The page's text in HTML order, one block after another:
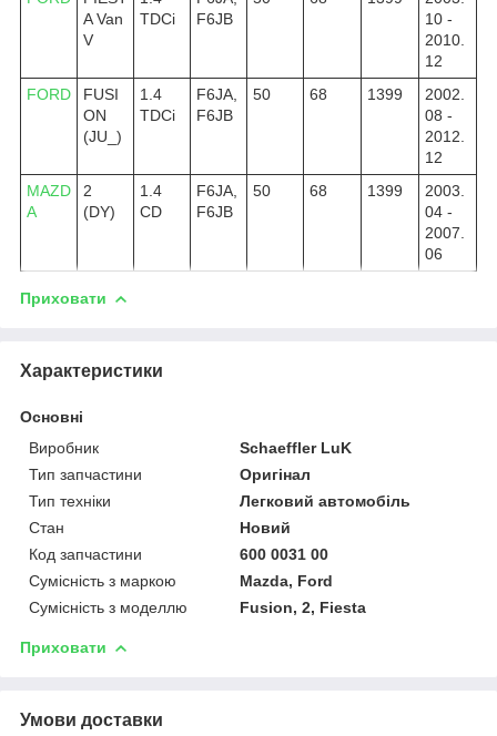
A Van
V
TDCi
F6JB
10 -
2010.
12
FORD
FUSI
ON
(JU_)
1.4
TDCi
F6JA,
F6JB
50 68 1399
2002.
08 -
2012.
12
MAZD
A
2
(DY)
1.4
CD
F6JA,
F6JB
50 68 1399
2003.
04 -
2007.
06
Приховати
Характеристики
Основні
Виробник
Schaeffler LuK
Тип запчастини
Оригінал
Тип техніки
Легковий автомобіль
Стан
Новий
Код запчастини
600 0031 00
Сумісність з маркою
Mazda, Ford
Сумісність з моделлю
Fusion, 2, Fiesta
Приховати
Умови доставки